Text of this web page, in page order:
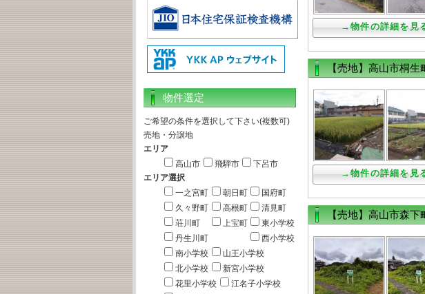
→物件の詳細を見
【売地】高山市桐生
→物件の詳細を見
【売地】高山市森
物件選定
ご希望の条件を選択して下さい(複数可)
売地・分譲地
エリア
高山市
飛騨市
下呂市
エリア選択
一之宮町
久々野町
朝日町
高根町
国府町
清見町
荘川町
丹生川町
上宝町
東小学校
西小学校
南小学校
北小学校
山王小学校
新宮小学校
花里小学校
江名子小学校